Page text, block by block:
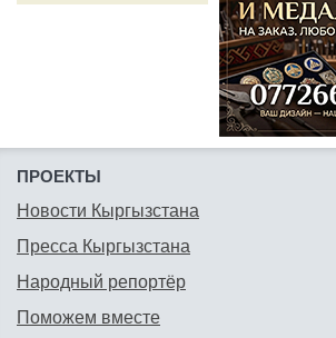
ПРОЕКТЫ
Новости Кыргызстана
Пресса Кыргызстана
Народный репортёр
Поможем вместе